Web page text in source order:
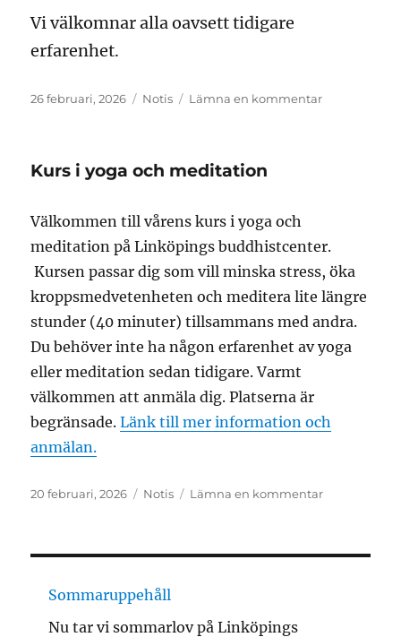
Vi välkomnar alla oavsett tidigare
erfarenhet.
Publicerat
26 februari, 2026 Format
Notis Lämna en kommentartill
Kurs i yoga och meditation
Välkommen till vårens kurs i yoga och
meditation på Linköpings buddhistcenter.
Kursen passar dig som vill minska stress, öka
kroppsmedvetenheten och meditera lite längre
stunder (40 minuter) tillsammans med andra.
Du behöver inte ha någon erfarenhet av yoga
eller meditation sedan tidigare. Varmt
välkommen att anmäla dig. Platserna är
begränsade.Länk till mer information och
anmälan.
Publicerat
20 februari, 2026 Format
Notis Lämna en kommentartill
Sommaruppehåll
Nu tar vi sommarlov på Linköpings